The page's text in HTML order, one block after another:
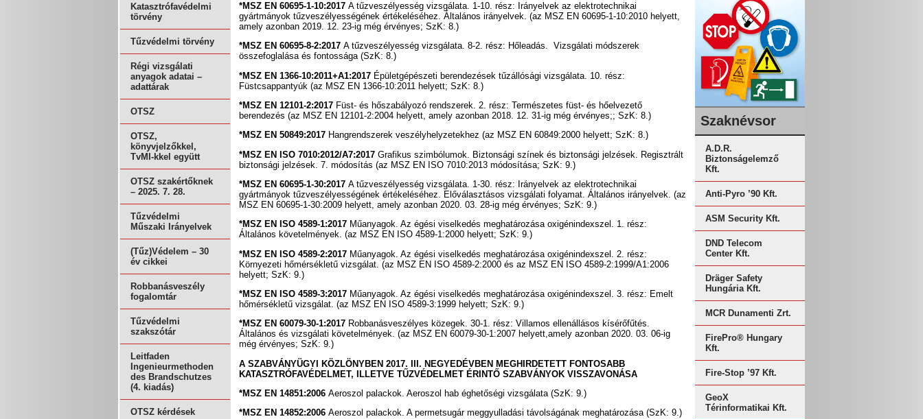
Katasztrófavédelmi
törvény
Tűzvédelmi törvény
Régi vizsgálati
anyagok adatai –
adattárak
OTSZ
OTSZ,
könyvjelzőkkel,
TvMI-kkel együtt
OTSZ szakértőknek
– 2025. 7. 28.
Tűzvédelmi
Műszaki Irányelvek
(Tűz)Védelem – 30
év cikkei
Robbanásveszély
fogalomtár
Tűzvédelmi
szakszótár
Leitfaden
Ingenieurmethoden
des Brandschutzes
(4. kiadás)
OTSZ kérdések
*MSZ EN 60695-1-10:2017A tűzveszélyesség vizsgálata. 1-10. rész: Irányelvek az elektrotechnikai
gyártmányok tűzveszélyességének értékeléséhez. Általános irányelvek. (az MSZ EN 60695-1-10:2010 helyett,
amely azonban 2019. 12. 23-ig még érvényes; SzK: 8.)
*MSZ EN 60695-8-2:2017A tűzveszélyesség vizsgálata. 8-2. rész: Hőleadás. Vizsgálati módszerek
összefoglalása és fontossága (SzK: 8.)
*MSZ EN 1366-10:2011+A1:2017 Épületgépészeti berendezések tűzállósági vizsgálata. 10. rész:
Füstcsappantyúk (az MSZ EN 1366-10:2011 helyett; SzK: 8.)
*MSZ EN 12101-2:2017 Füst- és hőszabályozó rendszerek. 2. rész: Természetes füst- és hőelvezető
berendezés (az MSZ EN 12101-2:2004 helyett, amely azonban 2018. 12. 31-ig még érvényes;; SzK: 8.)
*MSZ EN 50849:2017 Hangrendszerek veszélyhelyzetekhez (az MSZ EN 60849:2000 helyett; SzK: 8.)
*MSZ EN ISO 7010:2012/A7:2017Grafikus szimbólumok. Biztonsági színek és biztonsági jelzések. Regisztrált
biztonsági jelzések. 7. módosítás (az MSZ EN ISO 7010:2013 módosítása; SzK: 9.)
*MSZ EN 60695-1-30:2017A tűzveszélyesség vizsgálata. 1-30. rész: Irányelvek az elektrotechnikai
gyártmányok tűzveszélyességének értékeléséhez. Előválasztásos vizsgálati folyamat. Általános irányelvek. (az
MSZ EN 60695-1-30:2009 helyett, amely azonban 2020. 03. 28-ig még érvényes; SzK: 9.)
*MSZ EN ISO 4589-1:2017 Műanyagok. Az égési viselkedés meghatározása oxigénindexszel. 1. rész:
Általános követelmények. (az MSZ EN ISO 4589-1:2000 helyett; SzK: 9.)
*MSZ EN ISO 4589-2:2017 Műanyagok. Az égési viselkedés meghatározása oxigénindexszel. 2. rész:
Környezeti hőmérsékletű vizsgálat. (az MSZ EN ISO 4589-2:2000 és az MSZ EN ISO 4589-2:1999/A1:2006
helyett; SzK: 9.)
*MSZ EN ISO 4589-3:2017 Műanyagok. Az égési viselkedés meghatározása oxigénindexszel. 3. rész: Emelt
hőmérsékletű vizsgálat. (az MSZ EN ISO 4589-3:1999 helyett; SzK: 9.)
*MSZ EN 60079-30-1:2017 Robbanásveszélyes közegek. 30-1. rész: Villamos ellenállásos kísérőfűtés.
Általános és vizsgálati követelmények. (az MSZ EN 60079-30-1:2007 helyett,amely azonban 2020. 03. 06-ig
még érvényes; SzK: 9.)
A SZABVÁNYÜGYI KÖZLÖNYBEN 2017. III. NEGYEDÉVBEN MEGHIRDETETT FONTOSABB
KATASZTRÓFAVÉDELMET, ILLETVE TŰZVÉDELMET ÉRINTŐ SZABVÁNYOK VISSZAVONÁSA
*MSZ EN 14851:2006Aeroszol palackok. Aeroszol hab éghetőségi vizsgálata (SzK: 9.)
*MSZ EN 14852:2006Aeroszol palackok. A permetsugár meggyulladási távolságának meghatározása (SzK: 9.)
Szaknévsor
A.D.R.
Biztonságelemző
Kft.
Anti-Pyro ’90 Kft.
ASM Security Kft.
DND Telecom
Center Kft.
Dräger Safety
Hungária Kft.
MCR Dunamenti Zrt.
FirePro® Hungary
Kft.
Fire-Stop ’97 Kft.
GeoX
Térinformatikai Kft.